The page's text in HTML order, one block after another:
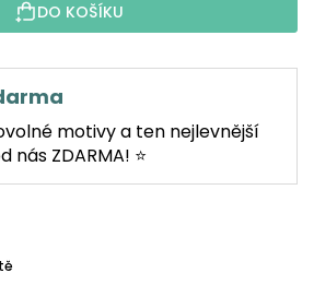
DO KOŠÍKU
motivy a ten nejlevnější
ZDARMA! ⭐